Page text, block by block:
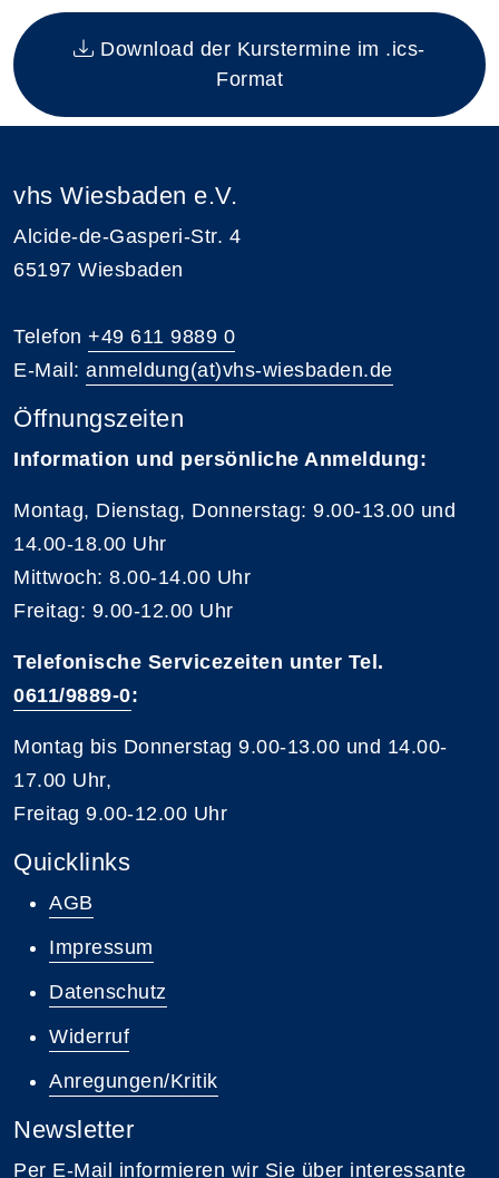
Insgesamt gibt es 5 Termine zum diesen Kurs
Download der Kurstermine im .ics-
Format
vhs Wiesbaden e.V.
Alcide-de-Gasperi-Str. 4
65197 Wiesbaden
Telefon +49 611 9889 0
E-Mail: anmeldung(at)vhs-wiesbaden.de
Öffnungszeiten
Information und persönliche Anmeldung:
Montag, Dienstag, Donnerstag: 9.00-13.00 und
14.00-18.00 Uhr
Mittwoch: 8.00-14.00 Uhr
Freitag: 9.00-12.00 Uhr
Telefonische Servicezeiten unter Tel.
0611/9889-0:
Montag bis Donnerstag 9.00-13.00 und 14.00-
17.00 Uhr,
Freitag 9.00-12.00 Uhr
Quicklinks
AGB
Impressum
Datenschutz
Widerruf
Anregungen/Kritik
Newsletter
Per E-Mail informieren wir Sie über interessante